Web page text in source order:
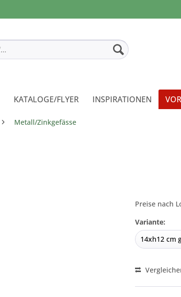
KATALOGE/FLYER INSPIRATIONEN
Metall/Zinkgefässe
Preise nach
Variante: